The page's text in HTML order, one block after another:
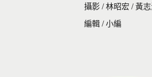
攝影 / 林昭宏 / 黃
編輯 / 小編